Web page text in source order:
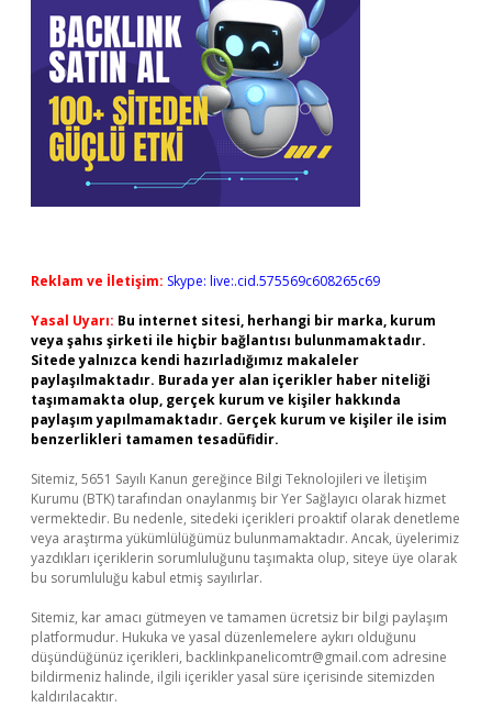
Reklam ve İletişim: Skype: live:.cid.575569c608265c69
Yasal Uyarı: Bu internet sitesi, herhangi bir marka, kurum
veya şahıs şirketi ile hiçbir bağlantısı bulunmamaktadır.
Sitede yalnızca kendi hazırladığımız makaleler
paylaşılmaktadır. Burada yer alan içerikler haber niteliği
taşımamakta olup, gerçek kurum ve kişiler hakkında
paylaşım yapılmamaktadır. Gerçek kurum ve kişiler ile isim
benzerlikleri tamamen tesadüfidir.
Sitemiz, 5651 Sayılı Kanun gereğince Bilgi Teknolojileri ve İletişim
Kurumu (BTK) tarafından onaylanmış bir Yer Sağlayıcı olarak hizmet
vermektedir. Bu nedenle, sitedeki içerikleri proaktif olarak denetleme
veya araştırma yükümlülüğümüz bulunmamaktadır. Ancak, üyelerimiz
yazdıkları içeriklerin sorumluluğunu taşımakta olup, siteye üye olarak
bu sorumluluğu kabul etmiş sayılırlar.
Sitemiz, kar amacı gütmeyen ve tamamen ücretsiz bir bilgi paylaşım
platformudur. Hukuka ve yasal düzenlemelere aykırı olduğunu
düşündüğünüz içerikleri, backlinkpanelicomtr@gmail.com adresine
bildirmeniz halinde, ilgili içerikler yasal süre içerisinde sitemizden
kaldırılacaktır.